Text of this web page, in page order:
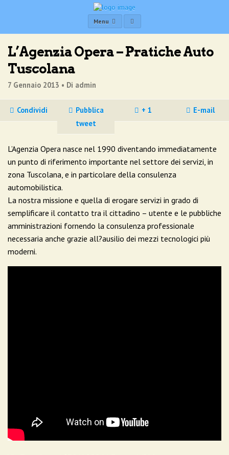
Menu
L’Agenzia Opera – Pratiche Auto
Tuscolana
7 Gennaio 2013 • Di admin
Condividi
Pubblica
tweet
+ 1 E-mail
L’Agenzia Opera nasce nel 1990 diventando immediatamente
un punto di riferimento importante nel settore dei servizi, in
zona Tuscolana, e in particolare della consulenza
automobilistica.
La nostra missione e quella di erogare servizi in grado di
semplificare il contatto tra il cittadino – utente e le pubbliche
amministrazioni fornendo la consulenza professionale
necessaria anche grazie all?ausilio dei mezzi tecnologici più
moderni.